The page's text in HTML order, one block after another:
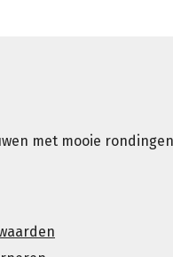
met mooie rondingen